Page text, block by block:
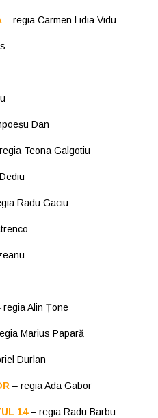
– regia Carmen Lidia Vidu
Dan
Teona Galgotiu
Radu Gaciu
regia Alin Țone
Marius Papară
Durlan
– regia Ada Gabor
14 – regia Radu Barbu